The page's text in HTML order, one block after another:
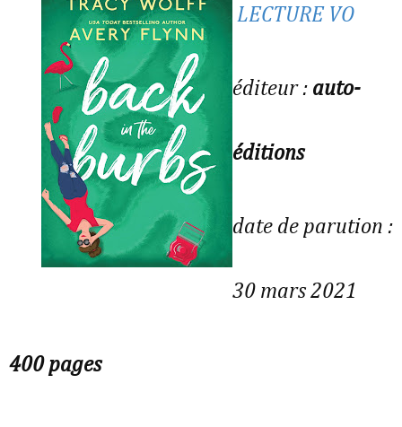
LECTURE VO
éditeur : auto-
éditions
date de parution :
30 mars 2021
400 pages